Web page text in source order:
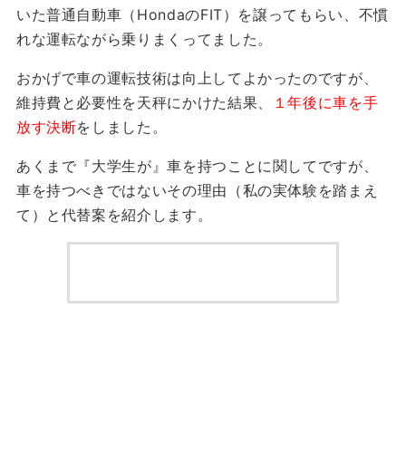
いた普通自動車（HondaのFIT）を譲ってもらい、不慣
れな運転ながら乗りまくってました。
おかげで車の運転技術は向上してよかったのですが、
維持費と必要性を天秤にかけた結果、
１年後に車を手
放す決断をしました。
あくまで『大学生が』車を持つことに関してですが、
車を持つべきではないその理由（私の実体験を踏まえ
て）と代替案を紹介します。